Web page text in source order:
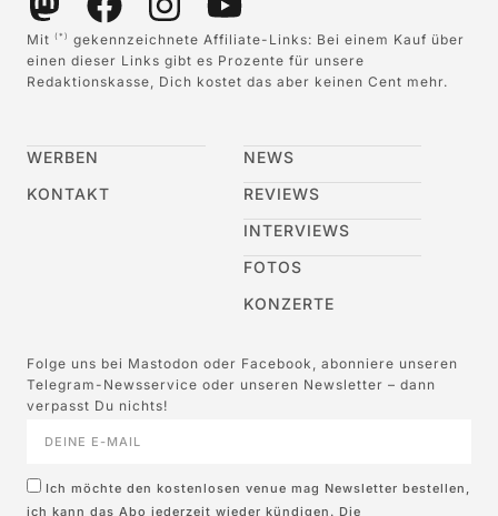
Mit (*)
gekennzeichnete Affiliate-Links: Bei einem Kauf über
einen dieser Links gibt es Prozente für unsere
Redaktionskasse, Dich kostet das aber keinen Cent mehr.
WERBEN
KONTAKT
NEWS
REVIEWS
INTERVIEWS
FOTOS
KONZERTE
Folge uns bei Mastodon oder Facebook, abonniere unseren
Telegram-Newsservice oder unseren Newsletter – dann
verpasst Du nichts!
Ich möchte den kostenlosen venue mag Newsletter bestellen,
ich kann das Abo jederzeit wieder kündigen. Die